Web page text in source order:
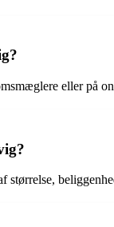
eller på
størrelse,